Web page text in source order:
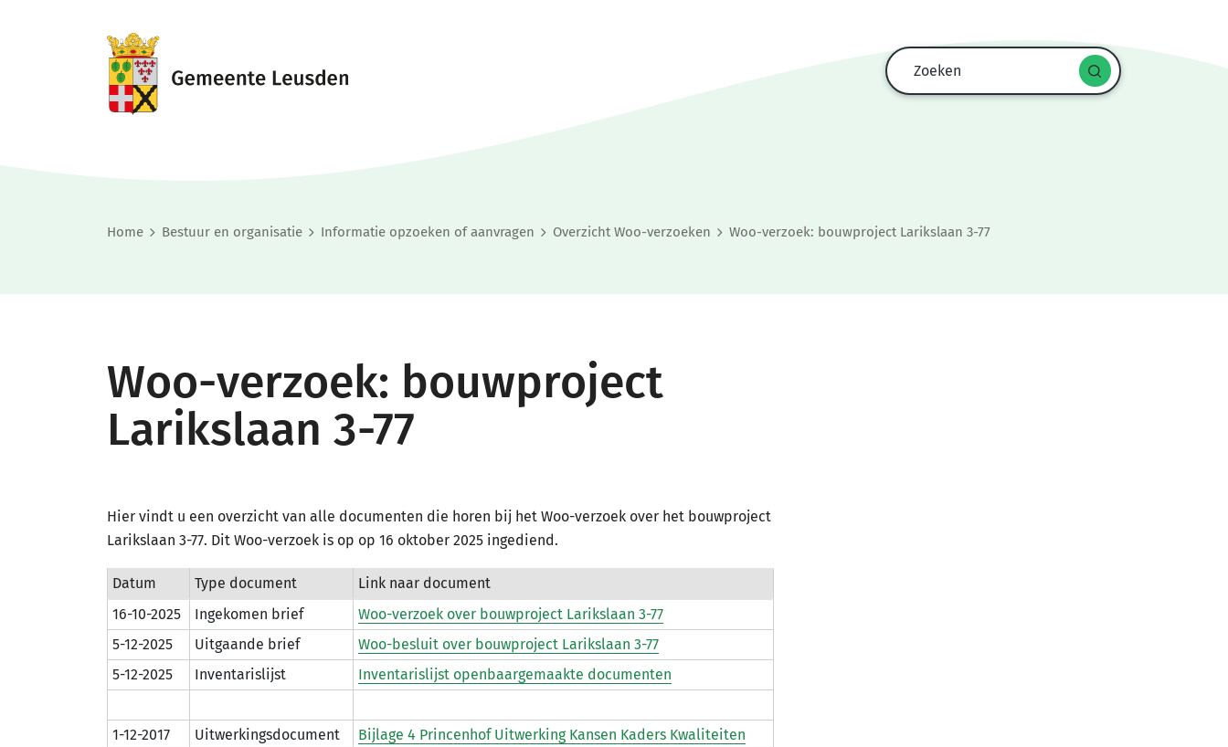
Zoekformulier
Start
spraak
Zoeken
Home Bestuur en organisatie Informatie opzoeken of aanvragen Overzicht Woo-verzoeken Woo-verzoek: bouwproject Larikslaan 3-77
Woo-verzoek: bouwproject
Larikslaan 3-77
Hier vindt u een overzicht van alle documenten die horen bij het Woo-verzoek over het bouwproject
Larikslaan 3-77. Dit Woo-verzoek is op op 16 oktober 2025 ingediend.
Datum Type document
Link naar document
16-10-2025
Ingekomen brief
Woo-verzoek over bouwproject Larikslaan 3-77
5-12-2025
Uitgaande brief
Woo-besluit over bouwproject Larikslaan 3-77
5-12-2025
Inventarislijst Inventarislijst openbaargemaakte documenten
1-12-2017 Uitwerkingsdocument
Bijlage 4 Princenhof Uitwerking Kansen Kaders Kwaliteiten